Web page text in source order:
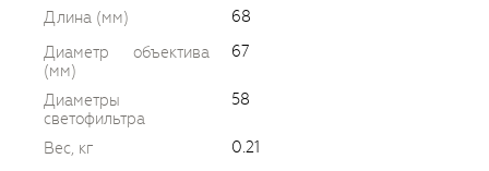
Длина (мм)
68
Диаметр объектива
(мм)
67
Диаметры
светофильтра
58
Вес, кг 0.21